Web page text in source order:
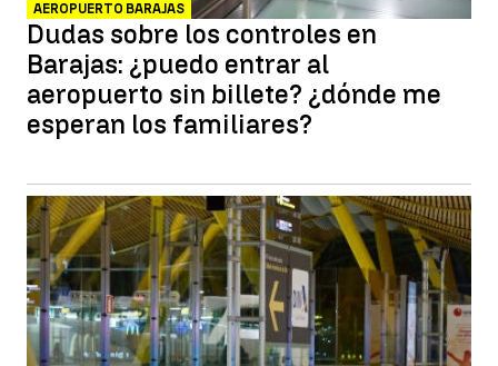
AEROPUERTO BARAJAS
Dudas sobre los controles en
Barajas: ¿puedo entrar al
aeropuerto sin billete? ¿dónde me
esperan los familiares?